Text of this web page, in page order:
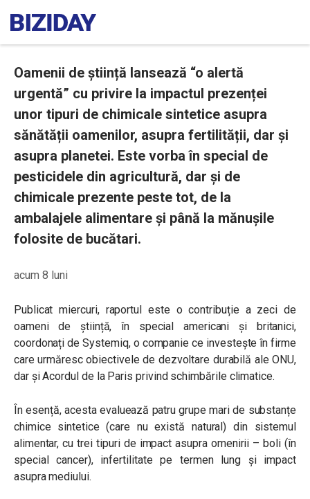
Oamenii de știință lansează “o alertă
urgentă” cu privire la impactul prezenței
unor tipuri de chimicale sintetice asupra
sănătății oamenilor, asupra fertilității, dar și
asupra planetei. Este vorba în special de
pesticidele din agricultură, dar și de
chimicale prezente peste tot, de la
ambalajele alimentare și până la mănușile
folosite de bucătari.
acum 8 luni
Publicat miercuri, raportul este o contribuție a zeci de
oameni de știință, în special americani și britanici,
coordonați de Systemiq, o companie ce investește în firme
care urmăresc obiectivele de dezvoltare durabilă ale ONU,
dar și Acordul de la Paris privind schimbările climatice.
În esență, acesta evaluează patru grupe mari de substanțe
chimice sintetice (care nu există natural) din sistemul
alimentar, cu trei tipuri de impact asupra omenirii – boli (în
special cancer), infertilitate pe termen lung și impact
asupra mediului.